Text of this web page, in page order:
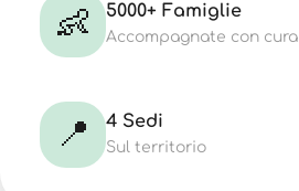
👶 5000+ Famiglie
Accompagnate con cura
📍 4 Sedi
Sul territorio